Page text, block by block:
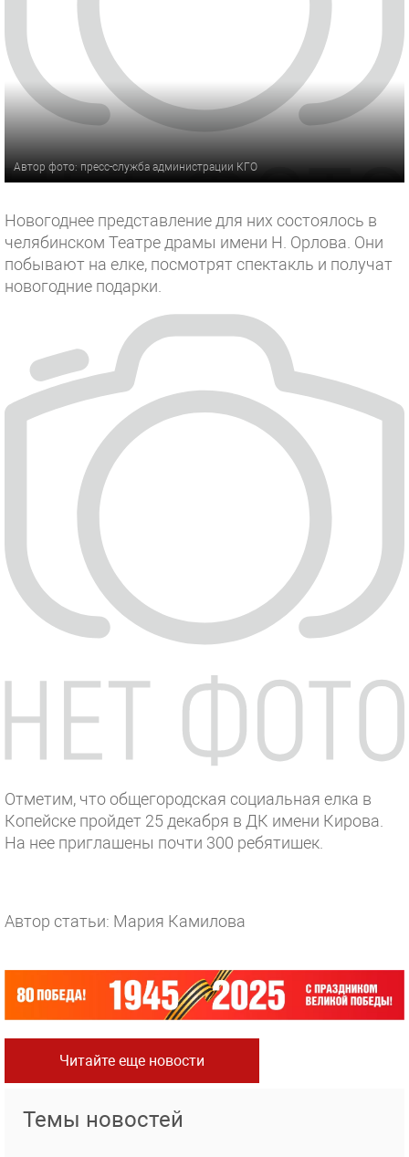
Автор фото: пресс-служба администрации КГО
Новогоднее представление для них состоялось в
челябинском Театре драмы имени Н. Орлова. Они
побывают на елке, посмотрят спектакль и получат
новогодние подарки.
Отметим, что общегородская социальная елка в
Копейске пройдет 25 декабря в ДК имени Кирова.
На нее приглашены почти 300 ребятишек.
Автор статьи: Мария Камилова
Читайте еще новости
Темы новостей